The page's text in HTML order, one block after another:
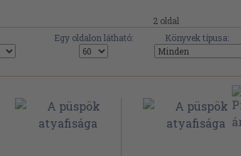
2 oldal
Egy oldalon látható: Könyvek típusa: